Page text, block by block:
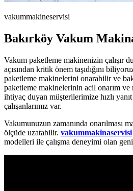
vakummakineservisi
Bakırköy Vakum
Vakum paketleme makinenizin çalışır
açısından kritik önem taşıdığını
paketleme makinelerini onarabilir ve
paketleme makinelerinin acil onarım
ihtiyaç duyan müşterilerimize hızlı
çalışanlarımız var.
Vakumunuzun zamanında onarılması
ölçüde uzatabilir. vakummakinaservisi
modelleri ile çalışma deneyimi olan